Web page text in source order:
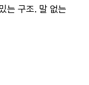
는 구조. 말 없는